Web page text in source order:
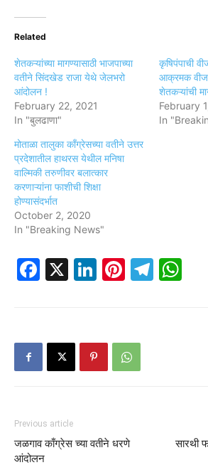
Related
शेतकऱ्यांच्या मागण्यासाठी भाजपाच्या
वतीने सिंदखेड राजा येथे जेलभरो
आंदोलन !
February 22, 2021
In "बुलढाणा"
कृषिपंपाची
आक्रमक वीज
शेतकऱ्यांची
February
In
मोताळा तालुका काँग्रेसच्या वतीने उत्तर
प्रदेशातील हाथरस येथील मनिषा
वाल्मिकी तरुणीवर बलात्कार
करणाऱ्यांना फाशीची शिक्षा
होण्यासंदर्भात
October 2, 2020
In "Breaking News"
Facebook
X LinkedIn
Pinterest
Previous article
जळगाव काँग्रेस च्या वतीने धरणे
आंदोलन
सारथी